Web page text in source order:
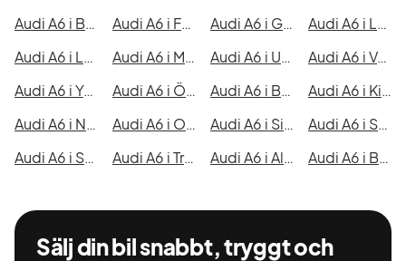
Audi A6 i Borås
Audi A6 i Falkenberg Audi A6 i Gävle
Audi A6 i Luleå
Audi A6 i Lund
Audi A6 i Mönsterås Audi A6 i Uddevalla
Audi A6 i Västervik
Audi A6 i Ystad
Audi A6 i Östersund Audi A6 i Borlänge
Audi A6 i Kiruna
Audi A6 i Nyköping
Audi A6 i Oskarshamn Audi A6 i Sigtuna
Audi A6 i Skellefteå
Audi A6 i Skövde
Audi A6 i Trollhättan Audi A6 i Alingsås Audi A6 i Båstad
Sälj din bil snabbt, tryggt och